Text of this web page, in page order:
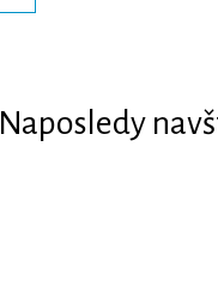
Naposledy